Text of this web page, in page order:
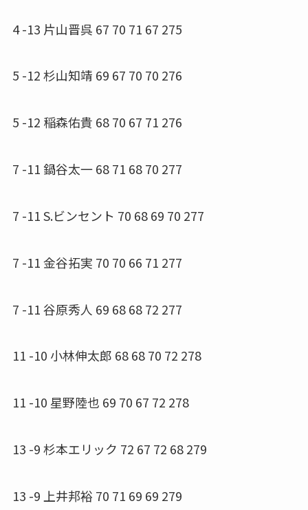
4 -13 片山晋呉 67 70 71 67 275
5 -12 杉山知靖 69 67 70 70 276
5 -12 稲森佑貴 68 70 67 71 276
7 -11 鍋谷太一 68 71 68 70 277
7 -11 S.ビンセント 70 68 69 70 277
7 -11 金谷拓実 70 70 66 71 277
7 -11 谷原秀人 69 68 68 72 277
11 -10 小林伸太郎 68 68 70 72 278
11 -10 星野陸也 69 70 67 72 278
13 -9 杉本エリック 72 67 72 68 279
13 -9 上井邦裕 70 71 69 69 279